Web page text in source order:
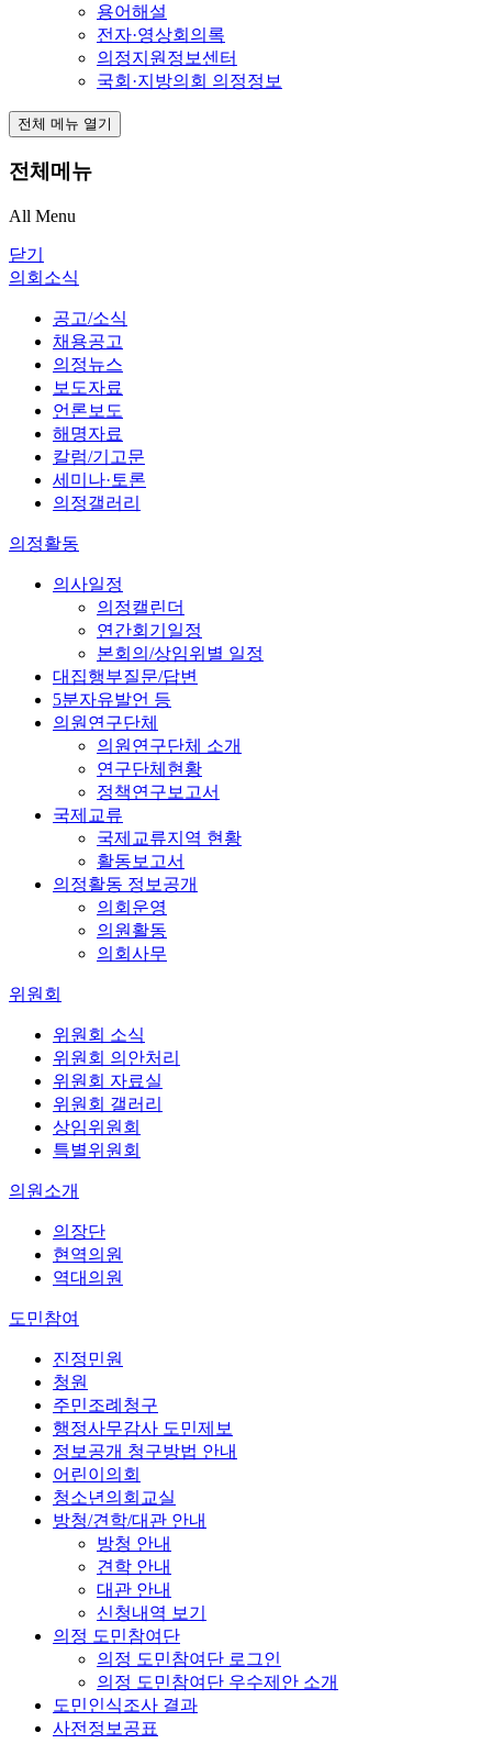
용어해설
전자·영상회의록
의정지원정보센터
국회·지방의회 의정정보
전체 메뉴 열기
전체메뉴
All Menu
닫기
의회소식
공고/소식
채용공고
의정뉴스
보도자료
언론보도
해명자료
칼럼/기고문
세미나·토론
의정갤러리
의정활동
의사일정
의정캘린더
연간회기일정
본회의/상임위별 일정
대집행부질문/답변
5분자유발언 등
의원연구단체
의원연구단체 소개
연구단체현황
정책연구보고서
국제교류
국제교류지역 현황
활동보고서
의정활동 정보공개
의회운영
의원활동
의회사무
위원회
위원회 소식
위원회 의안처리
위원회 자료실
위원회 갤러리
상임위원회
특별위원회
의원소개
의장단
현역의원
역대의원
도민참여
진정민원
청원
주민조례청구
행정사무감사 도민제보
정보공개 청구방법 안내
어린이의회
청소년의회교실
방청/견학/대관 안내
방청 안내
견학 안내
대관 안내
신청내역 보기
의정 도민참여단
의정 도민참여단 로그인
의정 도민참여단 우수제안 소개
도민인식조사 결과
사전정보공표